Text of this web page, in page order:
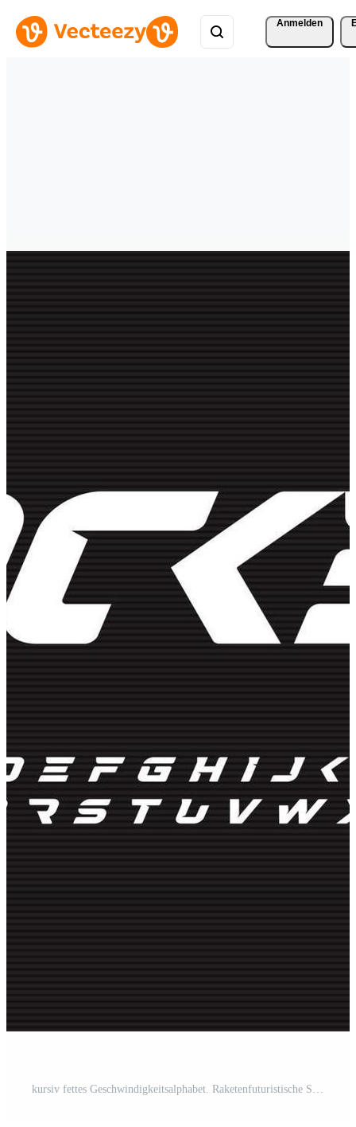
Anmelden
kursiv fettes Geschwindigkeitsalphabet. Raketenfuturistische Schriftart, minimalistische Schrift für modernes Sportlogo und Weltraumwissenschaftslogo. Schneller Aktionsstil Buchstabensatz, Vektortypografie-Design Pro Vektor